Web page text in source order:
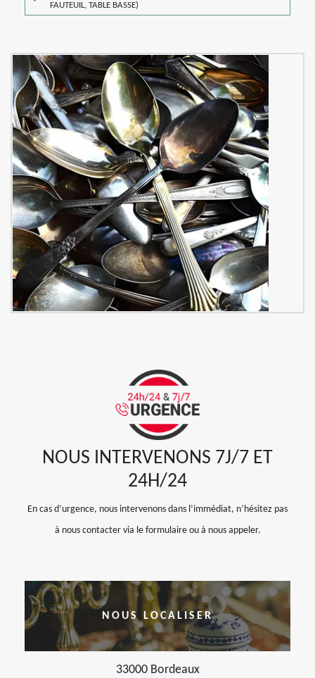
FAUTEUIL, TABLE BASSE)
NOUS INTERVENONS 7J/7 ET
24H/24
En cas d’urgence, nous intervenons dans l’immédiat, n’hésitez pas
à nous contacter via le formulaire ou à nous appeler.
NOUS LOCALISER
33000 Bordeaux